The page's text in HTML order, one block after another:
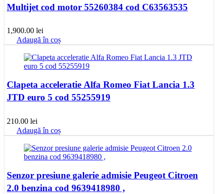
Multijet cod motor 55260384 cod C63563535
1,900.00 lei
Adaugă în coș
Clapeta acceleratie Alfa Romeo Fiat Lancia 1.3
JTD euro 5 cod 55255919
210.00 lei
Adaugă în coș
Senzor presiune galerie admisie Peugeot Citroen
2.0 benzina cod 9639418980 ,